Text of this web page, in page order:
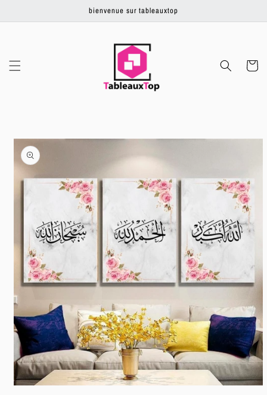
contenu
bienvenue sur tableauxtop
Panier
Passer aux
informations
produits